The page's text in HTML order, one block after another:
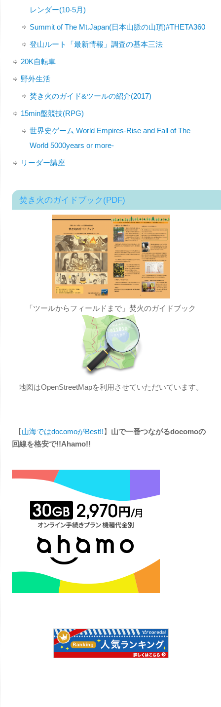
レンダー(10-5月)
Summit of The Mt.Japan(日本山脈の山頂)#THETA360
登山ルート「最新情報」調査の基本三法
20K自転車
野外生活
焚き火のガイド&ツールの紹介(2017)
15min盤競技(RPG)
世界史ゲーム World Empires-Rise and Fall of The
World 5000years or more-
リーダー講座
焚き火のガイドブック(PDF)
「ツールからフィールドまで」焚火のガイドブック
地図はOpenStreetMapを利用させていただいています。
【山海ではdocomoがBest!!】 山で一番つながるdocomoの
回線を格安で!!Ahamo!!